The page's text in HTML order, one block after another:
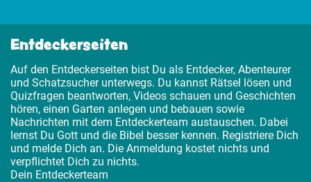
Entdeckerseiten
Auf den Entdeckerseiten bist Du als Entdecker, Abenteurer
und Schatzsucher unterwegs. Du kannst Rätsel lösen und
Quizfragen beantworten, Videos schauen und Geschichten
hören, einen Garten anlegen und bebauen sowie
Nachrichten mit dem Entdeckerteam austauschen. Dabei
lernst Du Gott und die Bibel besser kennen. Registriere Dich
und melde Dich an. Die Anmeldung kostet nichts und
verpflichtet Dich zu nichts.
Dein Entdeckerteam